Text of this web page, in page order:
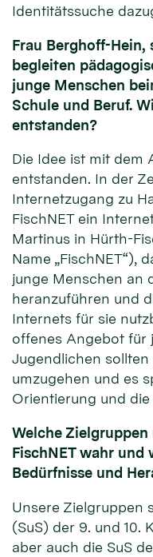
Identitätssuche
Frau Berghoff-Hein,
begleiten
junge Menschen
Schule und Beruf.
entstanden?
Die Idee ist mit dem
entstanden. In der
Internetzugang zu
FischNET ein
Martinus in Hürth-
Name „FischNET“),
junge Menschen an
heranzuführen und
Internets für sie
offenes Angebot für
Jugendlichen
umzugehen und es
Orientierung und
Welche
FischNET wahr und
Bedürfnisse und
Unsere Zielgruppen
(SuS) der 9. und 10.
aber auch die SuS